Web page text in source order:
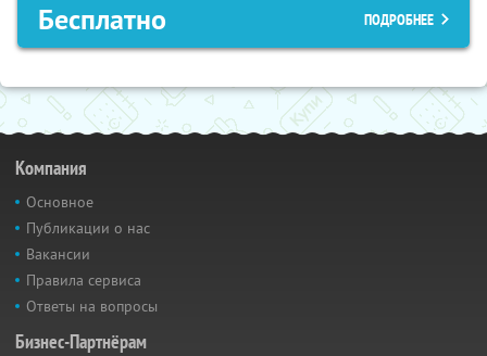
Бесплатно ПОДРОБНЕЕ
Компания
Основное
Публикации о нас
Вакансии
Правила сервиса
Ответы на вопросы
Бизнес-Партнёрам